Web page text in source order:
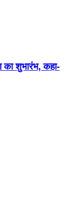
का शुभारंभ, कहा-